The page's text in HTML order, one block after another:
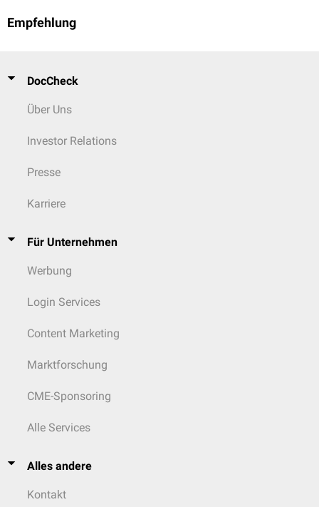
Empfehlung
DocCheck
Über Uns
Investor Relations
Presse
Karriere
Für Unternehmen
Werbung
Login Services
Content Marketing
Marktforschung
CME-Sponsoring
Alle Services
Alles andere
Kontakt